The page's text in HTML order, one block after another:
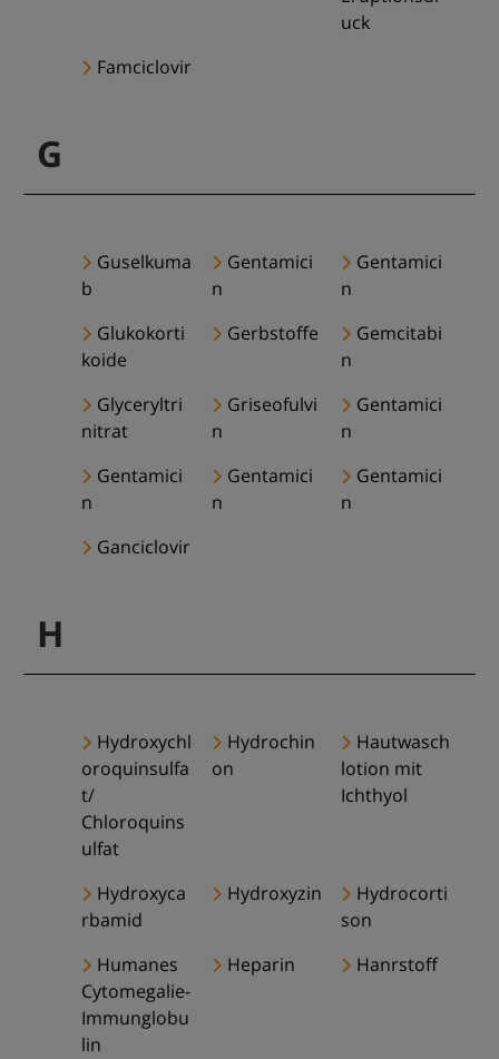
uck
Famciclovir
G
Guselkuma
b
Gentamici
n
Gentamici
n
Glukokorti
koide
Gerbstoffe
Gemcitabi
n
Glyceryltri
nitrat
Griseofulvi
n
Gentamici
n
Gentamici
n
Gentamici
n
Gentamici
n
Ganciclovir
H
Hydroxychl
oroquinsulfa
t/
Chloroquins
ulfat
Hydrochin
on
Hautwasch
lotion mit
Ichthyol
Hydroxyca
rbamid
Hydroxyzin
Hydrocorti
son
Humanes
Cytomegalie-
Immunglobu
lin
Heparin Hanrstoff